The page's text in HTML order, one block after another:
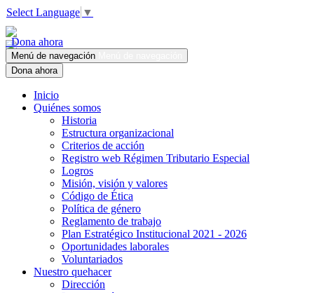
Select Language ▼
Dona ahora
Menú de navegación
Dona ahora
Inicio
Quiénes somos
Historia
Estructura organizacional
Criterios de acción
Registro web Régimen Tributario Especial
Logros
Misión, visión y valores
Código de Ética
Política de género
Reglamento de trabajo
Plan Estratégico Institucional 2021 - 2026
Oportunidades laborales
Voluntariados
Nuestro quehacer
Dirección